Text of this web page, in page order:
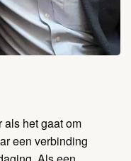
als het gaat om
een verbinding